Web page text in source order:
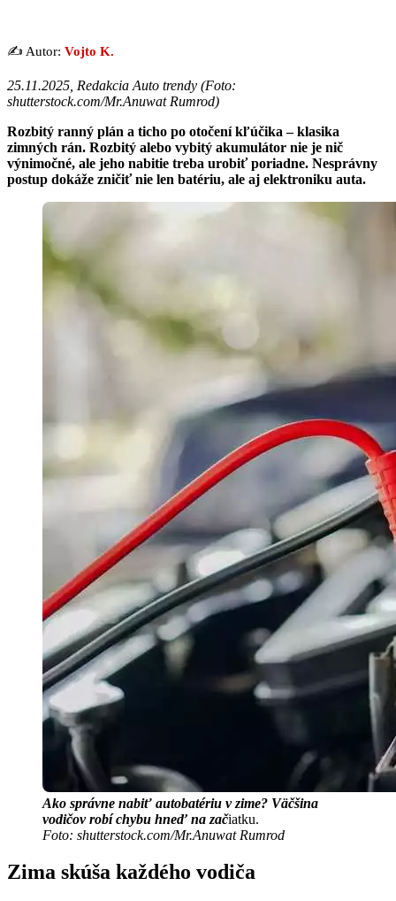
✍️ Autor: Vojto K.
25.11.2025, Redakcia Auto trendy (Foto:
shutterstock.com/Mr.Anuwat Rumrod)
Rozbitý ranný plán a ticho po otočení kľúčika – klasika
zimných rán. Rozbitý alebo vybitý akumulátor nie je nič
výnimočné, ale jeho nabitie treba urobiť poriadne. Nesprávny
postup dokáže zničiť nie len batériu, ale aj elektroniku auta.
Ako správne nabiť autobatériu v zime? Väčšina
vodičov robí chybu hneď na začiatku.
Foto: shutterstock.com/Mr.Anuwat Rumrod
Zima skúša každého vodiča